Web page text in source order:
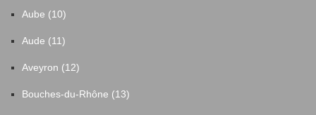
Aube (10)
Aude (11)
Aveyron (12)
Bouches-du-Rhône (13)